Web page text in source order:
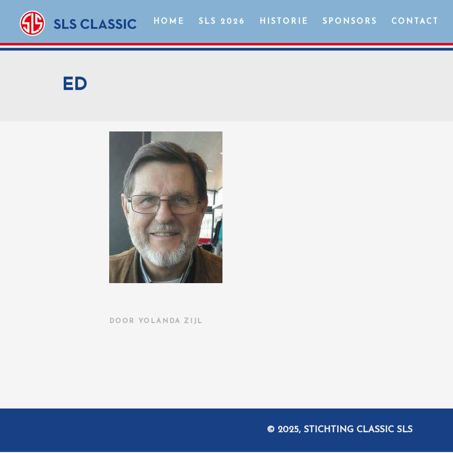
HOME SLS 2026 HISTORIE SPONSORS CONTACT
ED
DOOR YOLANDA ZIJL
© 2025, STICHTING CLASSIC SLS